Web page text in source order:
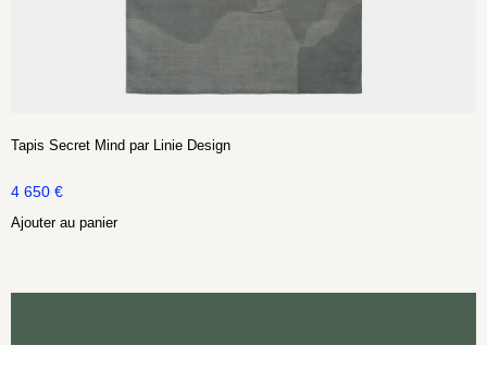
Tapis Secret Mind par Linie Design
4 650 €
Ajouter au panier